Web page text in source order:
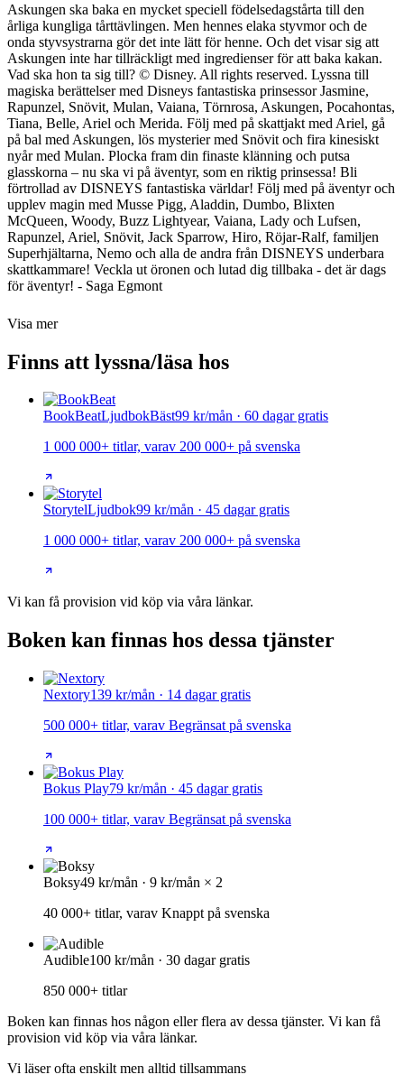
Askungen ska baka en mycket speciell födelsedagstårta till den
årliga kungliga tårttävlingen. Men hennes elaka styvmor och de
onda styvsystrarna gör det inte lätt för henne. Och det visar sig att
Askungen inte har tillräckligt med ingredienser för att baka kakan.
Vad ska hon ta sig till? © Disney. All rights reserved. Lyssna till
magiska berättelser med Disneys fantastiska prinsessor Jasmine,
Rapunzel, Snövit, Mulan, Vaiana, Törnrosa, Askungen, Pocahontas,
Tiana, Belle, Ariel och Merida. Följ med på skattjakt med Ariel, gå
på bal med Askungen, lös mysterier med Snövit och fira kinesiskt
nyår med Mulan. Plocka fram din finaste klänning och putsa
glasskorna – nu ska vi på äventyr, som en riktig prinsessa! Bli
förtrollad av DISNEYS fantastiska världar! Följ med på äventyr och
upplev magin med Musse Pigg, Aladdin, Dumbo, Blixten
McQueen, Woody, Buzz Lightyear, Vaiana, Lady och Lufsen,
Rapunzel, Ariel, Snövit, Jack Sparrow, Hiro, Röjar-Ralf, familjen
Superhjältarna, Nemo och alla de andra från DISNEYS underbara
skattkammare! Veckla ut öronen och lutad dig tillbaka - det är dags
för äventyr! - Saga Egmont
Visa mer
Finns att lyssna/läsa hos
BookBeatLjudbokBäst99 kr/mån · 60 dagar gratis
1 000 000+ titlar, varav 200 000+ på svenska
StorytelLjudbok99 kr/mån · 45 dagar gratis
1 000 000+ titlar, varav 200 000+ på svenska
Vi kan få provision vid köp via våra länkar.
Boken kan finnas hos dessa tjänster
Nextory139 kr/mån · 14 dagar gratis
500 000+ titlar, varav Begränsat på svenska
Bokus Play79 kr/mån · 45 dagar gratis
100 000+ titlar, varav Begränsat på svenska
Boksy49 kr/mån · 9 kr/mån × 2
40 000+ titlar, varav Knappt på svenska
Audible100 kr/mån · 30 dagar gratis
850 000+ titlar
Boken kan finnas hos någon eller flera av dessa tjänster. Vi kan få
provision vid köp via våra länkar.
Vi läser ofta enskilt men alltid tillsammans